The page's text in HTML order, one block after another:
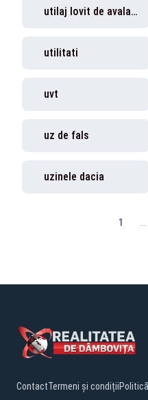
utilaj lovit de avalansa
utilitati
uvt
uz de fals
uzinele dacia
1
ContactTermeni și condiții